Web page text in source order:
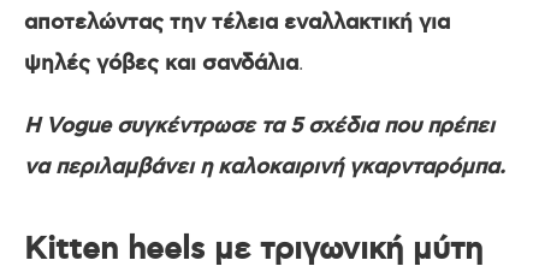
αποτελώντας την τέλεια εναλλακτική για
ψηλές γόβες και σανδάλια.
Η Vogue συγκέντρωσε τα 5 σχέδια που πρέπει
να περιλαμβάνει η καλοκαιρινή γκαρνταρόμπα.
Kitten heels με τριγωνική μύτη